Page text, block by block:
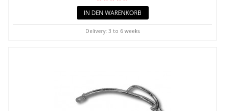
IN DEN WARENKORB
Delivery: 3 to 6 weeks